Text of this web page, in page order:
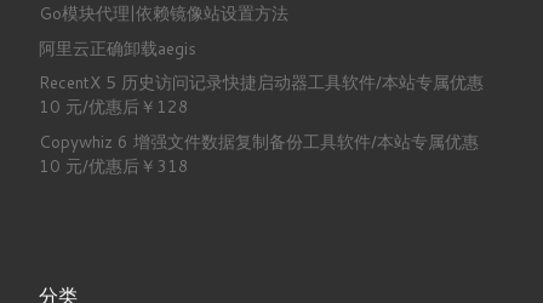
Go模块代理|依赖镜像站设置方法
阿里云正确卸载aegis
RecentX 5 历史访问记录快捷启动器工具软件/本站专属优惠
10 元/优惠后￥128
Copywhiz 6 增强文件数据复制备份工具软件/本站专属优惠
10 元/优惠后￥318
分类